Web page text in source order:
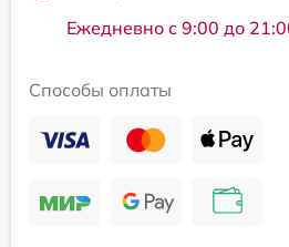
Ежедневно с 9:00 до
Способы оплаты